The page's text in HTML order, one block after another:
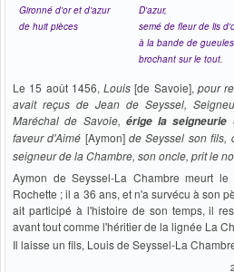
Gironné d'or et d'azur
de huit pièces
D'azur,
semé de fleur de lis
à la bande de gueules
brochant sur le tout.
Le 15 août 1456,Louis [de Savoie], pour
avait reçus de Jean de Seyssel,
Maréchal de Savoie, érige la seigneurie
faveur d'Aimé [Aymon]de Seyssel son fils,
seigneur de la Chambre, son oncle, prit le
Aymon de Seyssel-La Chambre meurt
Rochette ; il a 36 ans, et n'a survécu à son
ait participé à l'histoire de son temps, il
avant tout comme l'héritier de la lignée La
Il laisse un fils, Louis de Seyssel-La